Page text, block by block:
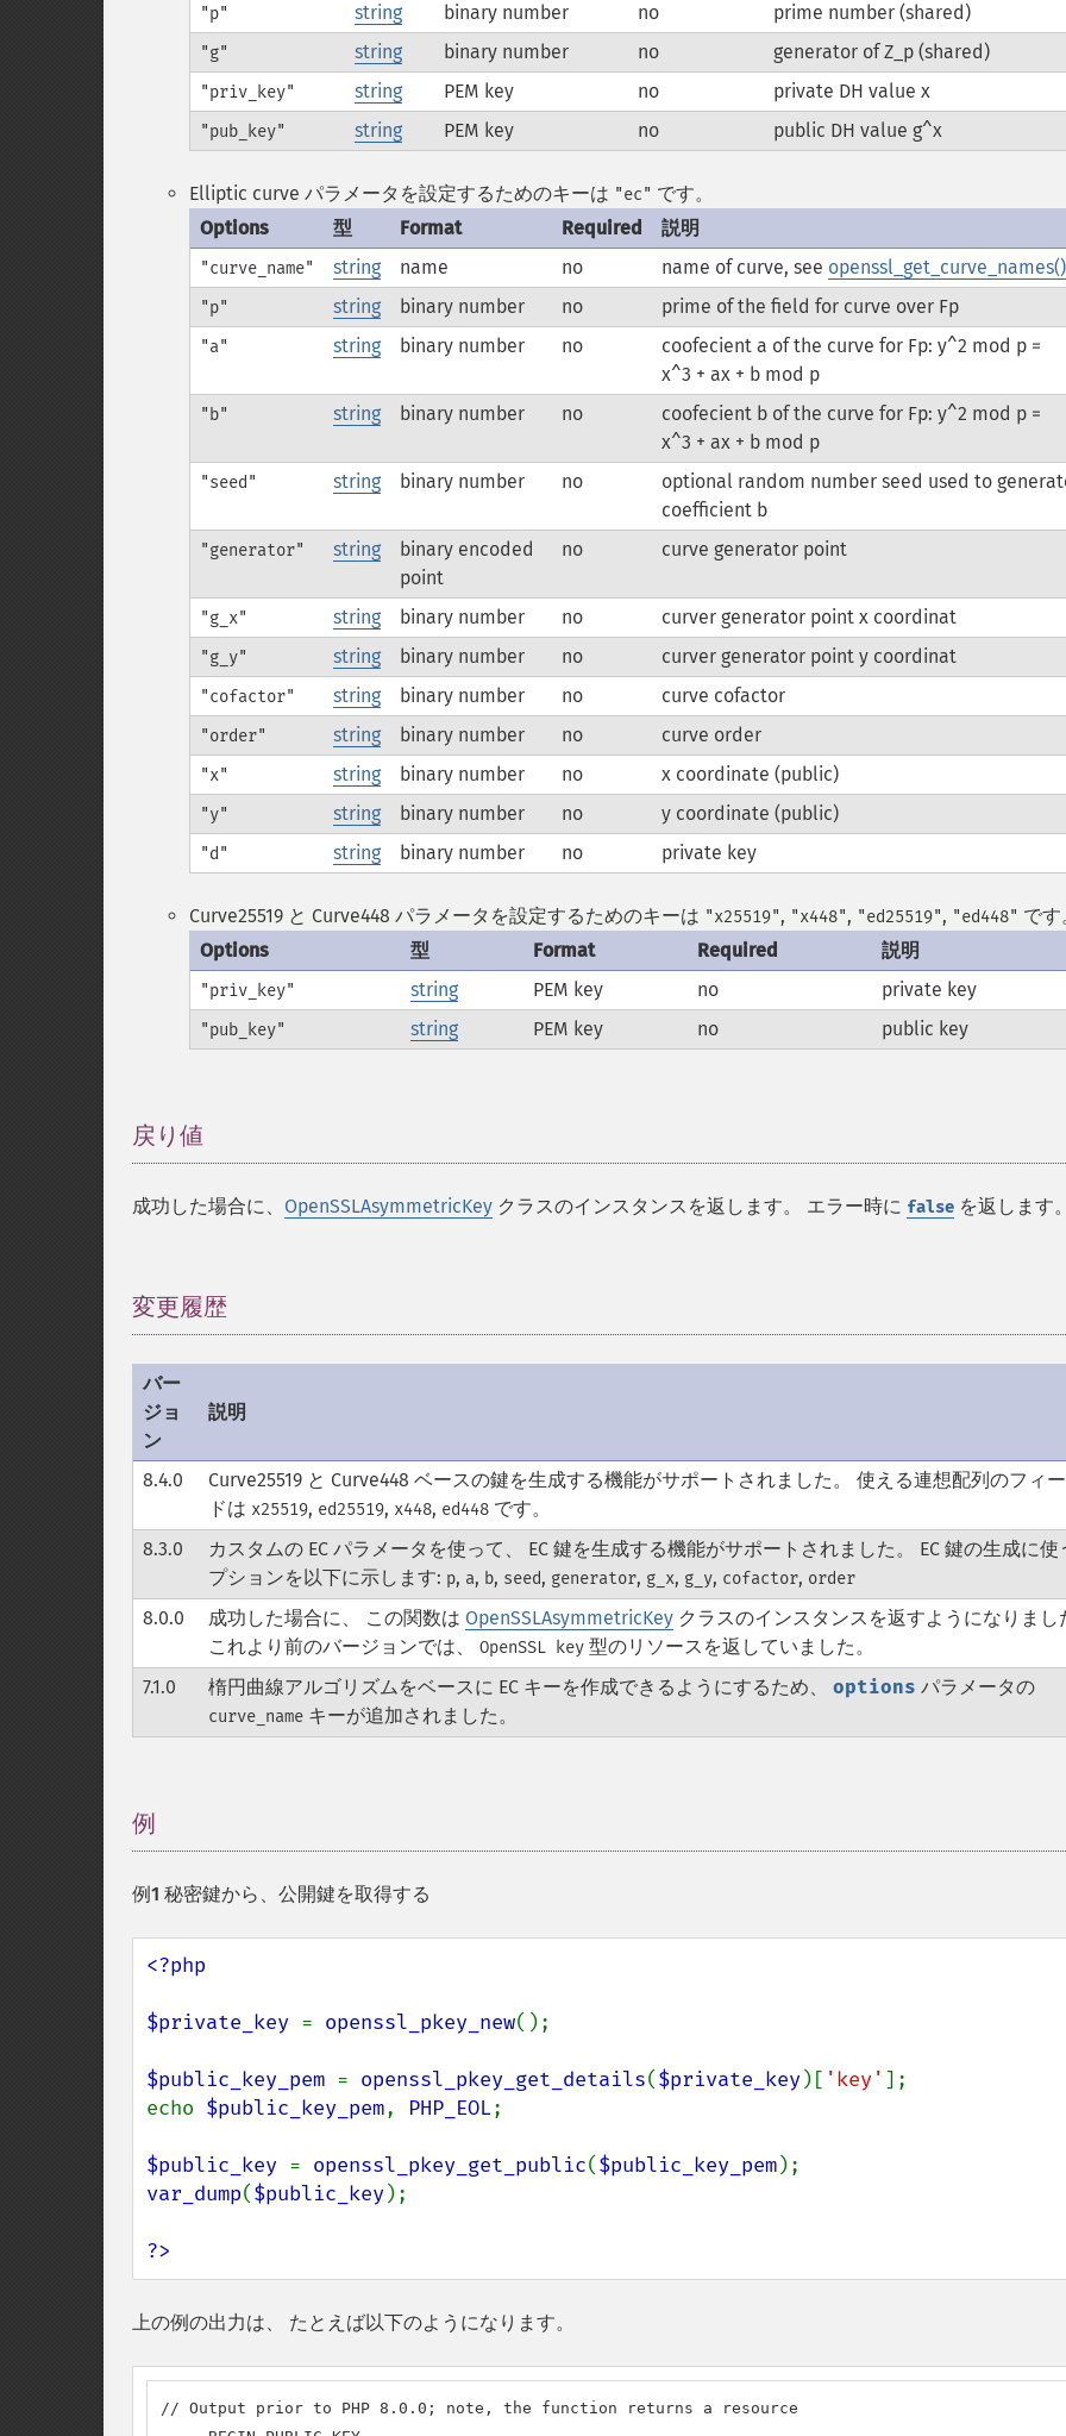
"p" string binary number no prime number (shared)
"g" string binary number no generator of Z_p (shared)
"priv_key" string PEM key no private DH value x
"pub_key" string PEM key no public DH value g^x
Elliptic curve パラメータを設定するためのキーは "ec" です。
Options
型 Format Required 説明
"curve_name" string name no name of curve, see openssl_get_curve_names()
"p" string binary number no prime of the field for curve over Fp
"a" string binary number no
coofecient a of the curve for Fp: y^2 mod p =
x^3 + ax + b mod p
"b" string binary number no
coofecient b of the curve for Fp: y^2 mod p =
x^3 + ax + b mod p
"seed" string binary number no
optional random number seed used to
coefficient b
"generator" string
binary encoded
point
no curve generator point
"g_x" string binary number no curver generator point x coordinat
"g_y" string binary number no curver generator point y coordinat
"cofactor" string binary number no curve cofactor
"order" string binary number no curve order
"x" string binary number no x coordinate (public)
"y" string binary number no y coordinate (public)
"d" string binary number no private key
Curve25519 と Curve448 パラメータを設定するためのキーは "x25519", "x448", "ed25519", "ed448" です
Options
型 Format Required 説明
"priv_key" string PEM key no private key
"pub_key" string PEM key no public key
戻り値
成功した場合に、 OpenSSLAsymmetricKey クラスのインスタンスを返します。 エラー時に false を返します
変更履歴
バー
ジョ
ン
説明
8.4.0
Curve25519 と Curve448 ベースの鍵を生成する機能がサポートされました。 使える連想配列のフィ
ドは x25519, ed25519, x448, ed448 です。
8.3.0
カスタムの EC パラメータを使って、 EC 鍵を生成する機能がサポートされました。 EC 鍵の生成に使
プションを以下に示します: p, a, b, seed, generator, g_x, g_y, cofactor, order
8.0.0 成功した場合に、 この関数は OpenSSLAsymmetricKey クラスのインスタンスを返すようになりまし
これより前のバージョンでは、 OpenSSL key 型のリソースを返していました。
7.1.0
楕円曲線アルゴリズムをベースに EC キーを作成できるようにするため、 options パラメータの
curve_name キーが追加されました。
例
例1 秘密鍵から、公開鍵を取得する
<?php
$private_key = openssl_pkey_new();
$public_key_pem = openssl_pkey_get_details($private_key)[ 'key' ];
echo $public_key_pem, PHP_EOL;
$public_key = openssl_pkey_get_public($public_key_pem
var_dump($public_key);
?>
上の例の出力は、 たとえば以下のようになります。
// Output prior to PHP 8.0.0; note, the function returns a resource